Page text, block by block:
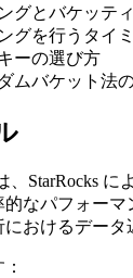
グとバケッテ
グを行うタイ
ーの選び方
ムバケット法
、StarRocks
的なパフォー
おけるデータ